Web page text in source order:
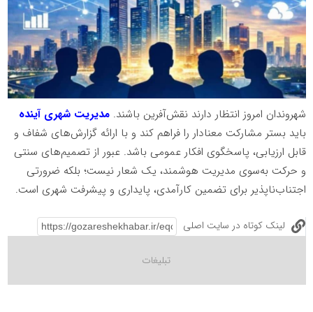
شهروندان امروز انتظار دارند نقش‌آفرین باشند.مدیریت شهری آینده
باید بستر مشارکت معنادار را فراهم کند و با ارائه گزارش‌های شفاف و
قابل ارزیابی، پاسخگوی افکار عمومی باشد. عبور از تصمیم‌های سنتی
و حرکت به‌سوی مدیریت هوشمند، یک شعار نیست؛ بلکه ضرورتی
اجتناب‌ناپذیر برای تضمین کارآمدی، پایداری و پیشرفت شهری است.
لینک کوتاه در سایت اصلی